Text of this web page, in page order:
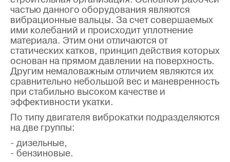
частью данного оборудования являются
вибрационные вальцы. За счет совершаемых
ими колебаний и происходит уплотнение
материала. Этим они отличаются от
статических катков, принцип действия которых
основан на прямом давлении на поверхность.
Другим немаловажным отличием являются их
сравнительно небольшой вес и маневренность
при стабильно высоком качестве и
эффективности укатки.
По типу двигателя виброкатки подразделяются
на две группы:
- дизельные,
- бензиновые.